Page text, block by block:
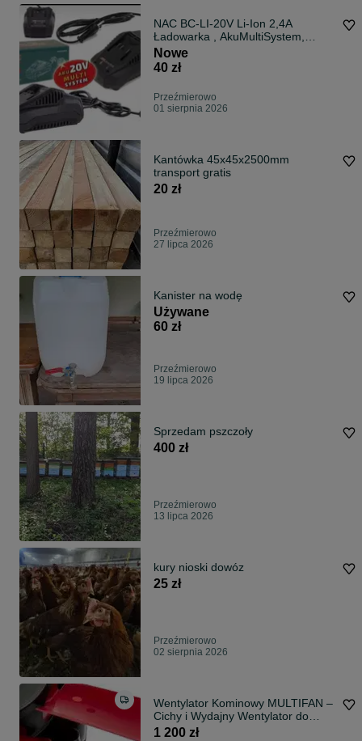
NAC BC-LI-20V Li-Ion 2,4A
Ładowarka , AkuMultiSystem,
Parkside x20V
Nowe
40 zł
Przeźmierowo
01 sierpnia 2026
Kantówka 45x45x2500mm
transport gratis
20 zł
Przeźmierowo
27 lipca 2026
Kanister na wodę
Używane
60 zł
Przeźmierowo
19 lipca 2026
Sprzedam pszczoły
400 zł
Przeźmierowo
13 lipca 2026
kury nioski dowóz
25 zł
Przeźmierowo
02 sierpnia 2026
Wentylator Kominowy MULTIFAN –
Cichy i Wydajny Wentylator do
Kurników, Obór i Chlewni
1 200 zł